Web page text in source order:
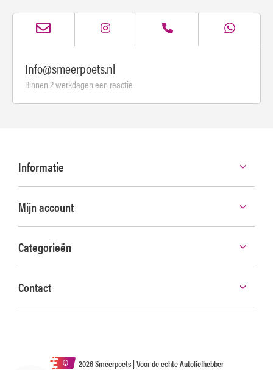
Info@smeerpoets.nl
Binnen 2 werkdagen een reactie
Informatie
Mijn account
Categorieën
Contact
© 2026 Smeerpoets | Voor de echte Autoliefhebber